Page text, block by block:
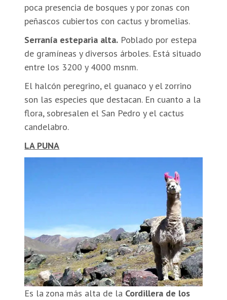
poca presencia de bosques y por zonas con
peñascos cubiertos con cactus y bromelias.
Serranía esteparia alta. Poblado por estepa
de gramíneas y diversos árboles. Está situado
entre los 3200 y 4000 msnm.
El halcón peregrino, el guanaco y el zorrino
son las especies que destacan. En cuanto a la
flora, sobresalen el San Pedro y el cactus
candelabro.
LA PUNA
Es la zona más alta de la Cordillera de los